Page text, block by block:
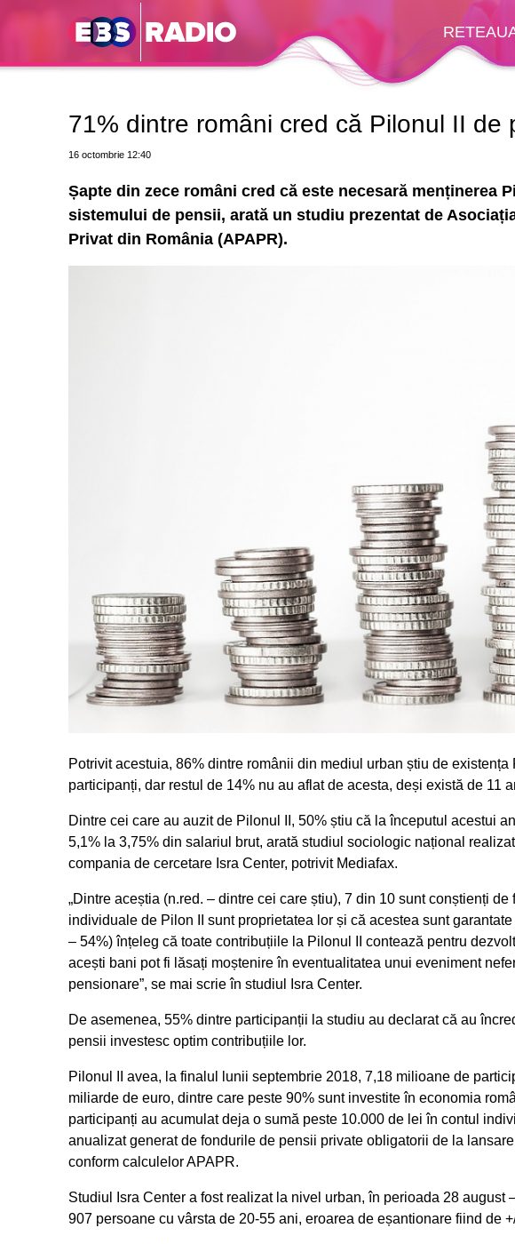
71% dintre români cred că Pilonul II de
16 octombrie 12:40
Șapte din zece români cred că este necesară menținerea
sistemului de pensii, arată un studiu prezentat de
Privat din România (APAPR).
Potrivit acestuia, 86% dintre românii din mediul urban știu de
participanți, dar restul de 14% nu au aflat de acesta, deși există de 11
Dintre cei care au auzit de Pilonul II, 50% știu că la începutul acestui
5,1% la 3,75% din salariul brut, arată studiul sociologic național
compania de cercetare Isra Center, potrivit Mediafax.
„Dintre aceștia (n.red. – dintre cei care știu), 7 din 10 sunt conștienți
individuale de Pilon II sunt proprietatea lor și că acestea sunt
– 54%) înțeleg că toate contribuțiile la Pilonul II contează pentru
acești bani pot fi lăsați moștenire în eventualitatea unui eveniment
pensionare”, se mai scrie în studiul Isra Center.
De asemenea, 55% dintre participanții la studiu au declarat că au
pensii investesc optim contribuțiile lor.
Pilonul II avea, la finalul lunii septembrie 2018, 7,18 milioane de
miliarde de euro, dintre care peste 90% sunt investite în economia
participanți au acumulat deja o sumă peste 10.000 de lei în contul
anualizat generat de fondurile de pensii private obligatorii de la
conform calculelor APAPR.
Studiul Isra Center a fost realizat la nivel urban, în perioada 28 august
907 persoane cu vârsta de 20-55 ani, eroarea de eșantionare fiind de